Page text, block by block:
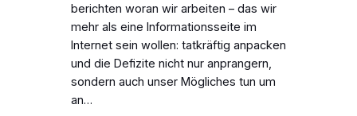
berichten woran wir arbeiten – das wir
mehr als eine Informationsseite im
Internet sein wollen: tatkräftig anpacken
und die Defizite nicht nur anprangern,
sondern auch unser Mögliches tun um
an…